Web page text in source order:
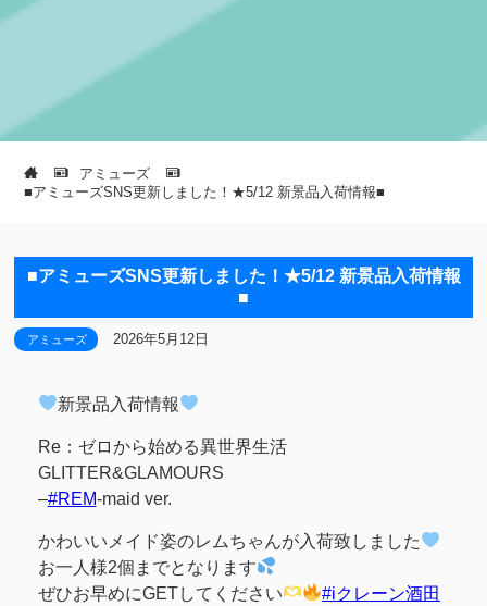
アミューズ
■アミューズSNS更新しました！★5/12 新景品入荷情報■
■アミューズSNS更新しました！★5/12 新景品入荷情報
■
アミューズ 2026年5月12日
新景品入荷情報
Re：ゼロから始める異世界生活
GLITTER&GLAMOURS
–#REM-maid ver.
かわいいメイド姿のレムちゃんが入荷致しました
お一人様2個までとなります
ぜひお早めにGETしてください
#iクレーン酒田